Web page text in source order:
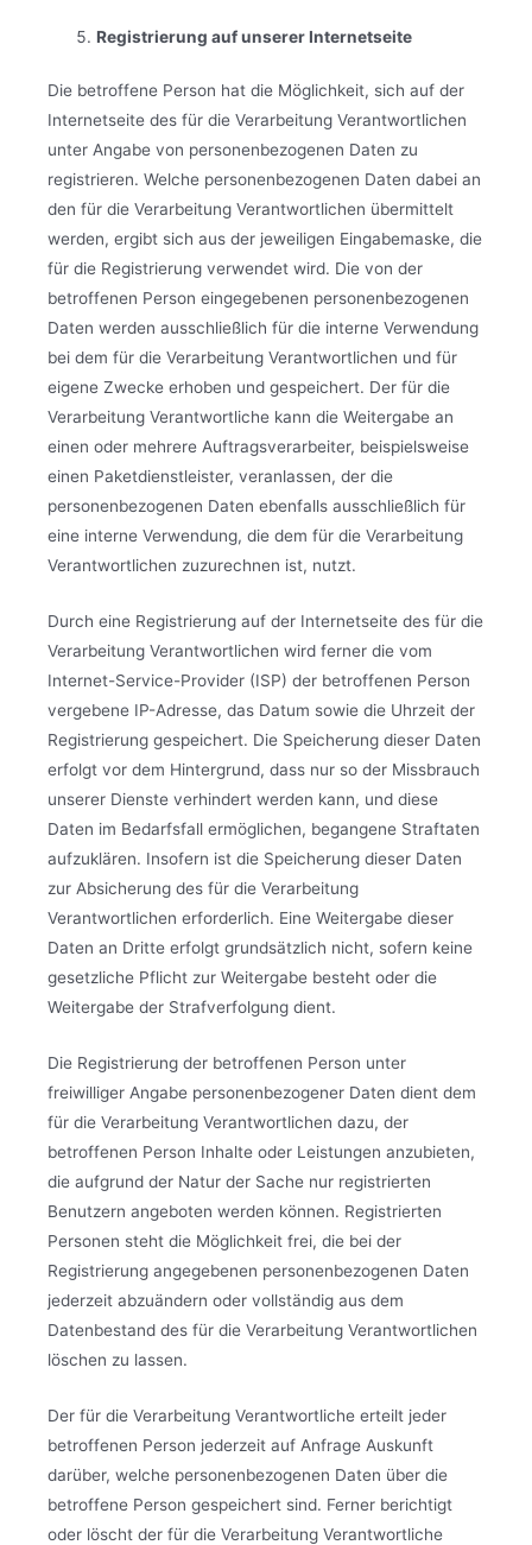
Registrierung auf unserer Internetseite
Die betroffene Person hat die Möglichkeit, sich auf der
Internetseite des für die Verarbeitung Verantwortlichen
unter Angabe von personenbezogenen Daten zu
registrieren. Welche personenbezogenen Daten dabei an
den für die Verarbeitung Verantwortlichen übermittelt
werden, ergibt sich aus der jeweiligen Eingabemaske, die
für die Registrierung verwendet wird. Die von der
betroffenen Person eingegebenen personenbezogenen
Daten werden ausschließlich für die interne Verwendung
bei dem für die Verarbeitung Verantwortlichen und für
eigene Zwecke erhoben und gespeichert. Der für die
Verarbeitung Verantwortliche kann die Weitergabe an
einen oder mehrere Auftragsverarbeiter, beispielsweise
einen Paketdienstleister, veranlassen, der die
personenbezogenen Daten ebenfalls ausschließlich für
eine interne Verwendung, die dem für die Verarbeitung
Verantwortlichen zuzurechnen ist, nutzt.
Durch eine Registrierung auf der Internetseite des für die
Verarbeitung Verantwortlichen wird ferner die vom
Internet-Service-Provider (ISP) der betroffenen Person
vergebene IP-Adresse, das Datum sowie die Uhrzeit der
Registrierung gespeichert. Die Speicherung dieser Daten
erfolgt vor dem Hintergrund, dass nur so der Missbrauch
unserer Dienste verhindert werden kann, und diese
Daten im Bedarfsfall ermöglichen, begangene Straftaten
aufzuklären. Insofern ist die Speicherung dieser Daten
zur Absicherung des für die Verarbeitung
Verantwortlichen erforderlich. Eine Weitergabe dieser
Daten an Dritte erfolgt grundsätzlich nicht, sofern keine
gesetzliche Pflicht zur Weitergabe besteht oder die
Weitergabe der Strafverfolgung dient.
Die Registrierung der betroffenen Person unter
freiwilliger Angabe personenbezogener Daten dient dem
für die Verarbeitung Verantwortlichen dazu, der
betroffenen Person Inhalte oder Leistungen anzubieten,
die aufgrund der Natur der Sache nur registrierten
Benutzern angeboten werden können. Registrierten
Personen steht die Möglichkeit frei, die bei der
Registrierung angegebenen personenbezogenen Daten
jederzeit abzuändern oder vollständig aus dem
Datenbestand des für die Verarbeitung Verantwortlichen
löschen zu lassen.
Der für die Verarbeitung Verantwortliche erteilt jeder
betroffenen Person jederzeit auf Anfrage Auskunft
darüber, welche personenbezogenen Daten über die
betroffene Person gespeichert sind. Ferner berichtigt
oder löscht der für die Verarbeitung Verantwortliche